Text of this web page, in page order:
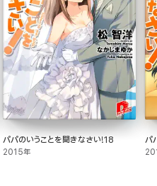
パパのいうことを聞きなさい!18
2015年
パ